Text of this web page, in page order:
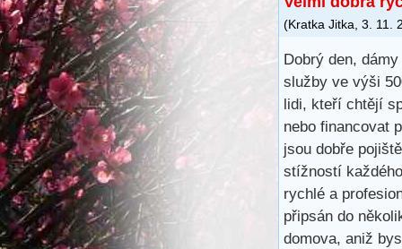
(Kratka Jitka 3. 11.
Dobrý den,
služby ve výši
lidi, kteří chtějí
nebo financovat
jsou dobře
stížností
rychlé a
připsán do
domova, aniž